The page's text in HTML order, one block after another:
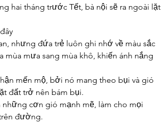
hai tháng trước Tết, bà nội sẽ ra ngoài lặt
nhưng đứa trẻ luôn ghi nhớ về màu sắc
mùa mưa sang mùa khô, khiến ánh nắng
mến mộ, bởi nó mang theo bụi và gió
đất trở nên bám bụi.
cơn gió mạnh mẽ, làm cho mọi
đường.